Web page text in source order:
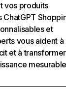
vos produits
ChatGPT
et
vous aident à
et à